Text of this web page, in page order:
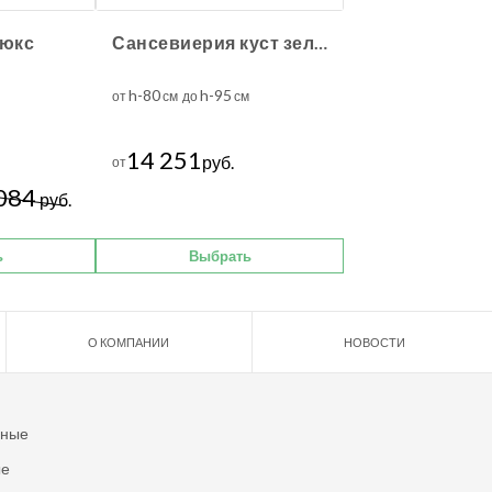
руб.
Сансевиерия куст зелёный
отh-80см доh-95 см
от14 251руб.
Выбрать
О КОМПАНИИ НОВОСТИ